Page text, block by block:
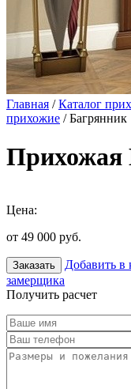
Главная /Каталог
прихожие / Багрянник
Прихожая
Цена:
от 49 000 руб.
Заказать Добавить в
замерщика
Получить расчет